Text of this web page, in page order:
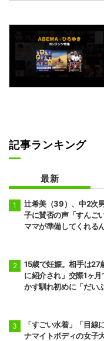
記事ランキング
最新
辻希美（39）、中2次
子に賛否の声「すんご
ママが準備してくれるん
15歳で妊娠。相手は27
に紹介され」交際1ヶ
かす馴れ初めに「だい
「すごい水着」「目線
ナマイトボディの女子